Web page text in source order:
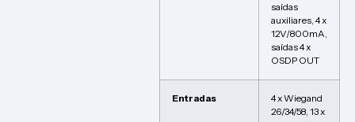
saídas
auxiliares, 4 x
12V/800mA,
saídas 4 x
OSDP OUT
Entradas
4 x Wiegand
26/34/58, 13 x